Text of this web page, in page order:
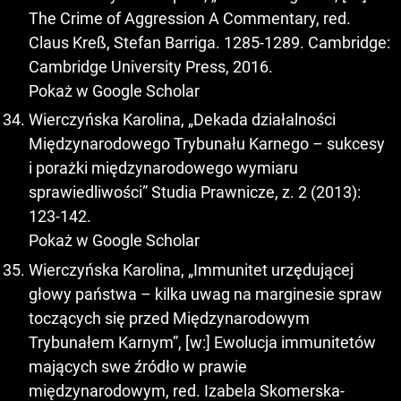
The Crime of Aggression A Commentary, red.
Claus Kreß, Stefan Barriga. 1285-1289. Cambridge:
Cambridge University Press, 2016.
Pokaż w Google Scholar
Wierczyńska Karolina, „Dekada działalności
Międzynarodowego Trybunału Karnego – sukcesy
i porażki międzynarodowego wymiaru
sprawiedliwości” Studia Prawnicze, z. 2 (2013):
123-142.
Pokaż w Google Scholar
Wierczyńska Karolina, „Immunitet urzędującej
głowy państwa – kilka uwag na marginesie spraw
toczących się przed Międzynarodowym
Trybunałem Karnym”, [w:] Ewolucja immunitetów
mających swe źródło w prawie
międzynarodowym, red. Izabela Skomerska-